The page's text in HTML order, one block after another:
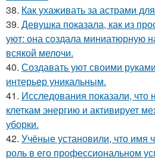
38. Как ухаживать за астрами
39. Девушка показала, как из
уют: она создала миниатюрную
всякой мелочи.
40. Создавать уют своими
интерьер уникальным.
41. Исследования показали, что
клеткам энергию и активирует
уборки.
42. Учёные установили, что имя
роль в его профессиональном